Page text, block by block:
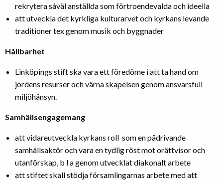
rekrytera såväl anställda som förtroendevalda och ideella
att utveckla det kyrkliga kulturarvet och kyrkans levande
traditioner tex genom musik och byggnader
Hållbarhet
Linköpings stift ska vara ett föredöme i att ta hand om
jordens resurser och värna skapelsen genom ansvarsfull
miljöhänsyn.
Samhällsengagemang
att vidareutveckla kyrkans roll som en pådrivande
samhällsaktör och vara en tydlig röst mot orättvisor och
utanförskap, b l a genom utvecklat diakonalt arbete
att stiftet skall stödja församlingarnas arbete med att